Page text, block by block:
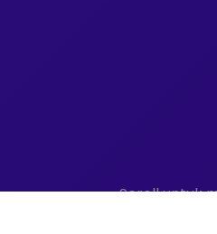
Scroll untuk